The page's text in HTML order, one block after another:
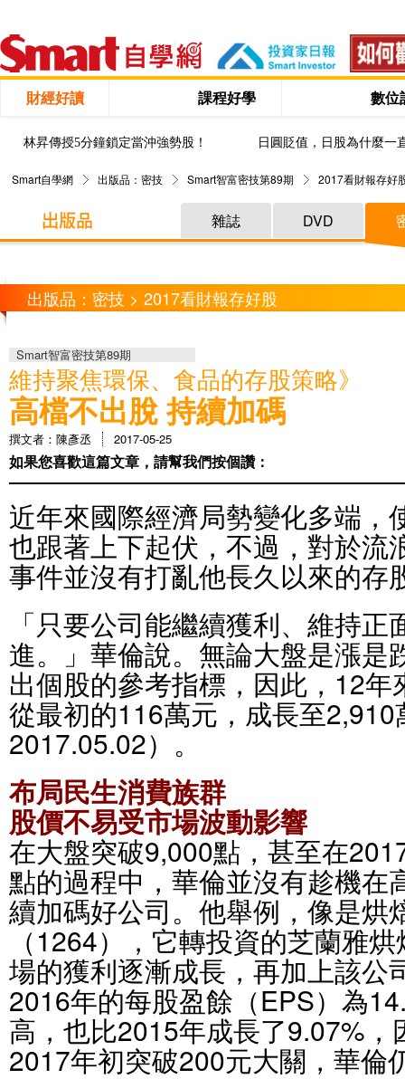
財經好讀 課程好學 數位
林昇傳授5分鐘鎖定當沖強勢股！ 日圓貶值，日股為什麼一
Smart自學網 出版品：密技 Smart智富密技第89期 2017看財報存好
雜誌 DVD
出版品：密技 > 2017看財報存好股
Smart智富密技第89期
維持聚焦環保、食品的存股策略》
高檔不出脫 持續加碼
撰文者：陳彥丞 2017-05-25
如果您喜歡這篇文章，請幫我們按個讚：
近年來國際經濟局勢變化多端，
也跟著上下起伏，不過，對於流
事件並沒有打亂他長久以來的存
「只要公司能繼續獲利、維持
進。」華倫說。無論大盤是漲是
出個股的參考指標，因此，12
從最初的116萬元，成長至
2017.05.02）。
布局民生消費族群
股價不易受市場波動影響
在大盤突破9,000點，甚至在
點的過程中，華倫並沒有趁機在
續加碼好公司。他舉例，像是烘
（1264），它轉投資的芝蘭雅
場的獲利逐漸成長，再加上該公
2016年的每股盈餘（EPS）為
高，也比2015年成長了9.07%
2017年初突破200元大關，華倫